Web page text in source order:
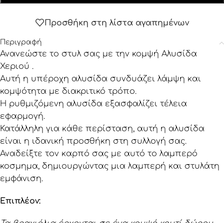
Προσθήκη στη λίστα αγαπημένων
Περιγραφή
Ανανεώστε το στυλ σας με την κομψή Αλυσίδα
Χεριού .
Αυτή η υπέροχη αλυσίδα συνδυάζει λάμψη και
κομψότητα με διακριτικό τρόπο.
Η ρυθμιζόμενη αλυσίδα εξασφαλίζει τέλεια
εφαρμογή.
Κατάλληλη για κάθε περίσταση, αυτή η αλυσίδα
είναι η ιδανική προσθήκη στη συλλογή σας.
Αναδείξτε τον καρπό σας με αυτό το λαμπερό
κοσμημα, δημιουργώντας μια λαμπερή και στυλάτη
εμφάνιση.
Επιπλέον: